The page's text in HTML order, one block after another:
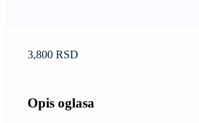
3,800 RSD
Opis oglasa